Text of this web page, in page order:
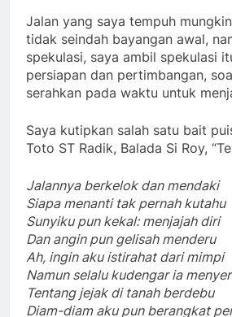
Jalan yang saya tempuh
tidak seindah bayangan awal,
spekulasi, saya ambil spekulasi
persiapan dan pertimbangan,
Saya kutipkan salah satu bait
Jalannya berkelok dan mendaki
Siapa menanti tak pernah kutahu
Sunyiku pun kekal: menjajah diri
Dan angin pun gelisah menderu
Ah, ingin aku istirahat dari mimpi
Namun selalu kudengar ia menyeru
Tentang jejak di tanah berdebu